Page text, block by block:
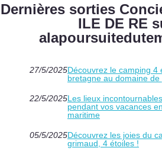
Dernières sorties
ILE DE RE
27/5/2025Découvrez le camping 4
bretagne au domaine de
22/5/2025Les lieux
pendant vos vacances
maritime
05/5/2025Découvrez les joies du
grimaud, 4 étoiles !